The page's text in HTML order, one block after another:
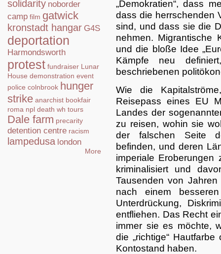
solidarity noborder
camp film gatwick
kronstadt hangar G4S
deportation
Harmondsworth
protest fundraiser Lunar
House demonstration event
police colnbrook hunger
strike anarchist bookfair
roma npl death wh tours
Dale farm precarity
detention centre racism
lampedusa london
More
„Demokratien“, dass
dass die herrschenden
sind, und dass sie die
nehmen. Migrantische
und die bloße Idee
Kämpfe neu
beschriebenen
Wie die
Reisepass eines EU
Landes der
zu reisen, wohin sie
der falschen Seite
befinden, und deren
imperiale Eroberungen
kriminalisiert und
Tausenden von
nach einem
Unterdrückung,
entfliehen. Das Recht
immer sie es möchte,
die „richtige“
Kontostand haben.